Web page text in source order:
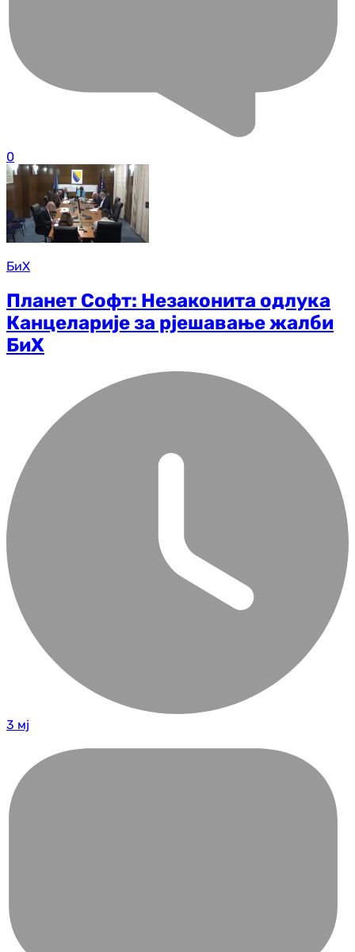
0
БиХ
Планет Софт: Незаконита одлука
Канцеларије за рјешавање жалби
БиХ
3 мј